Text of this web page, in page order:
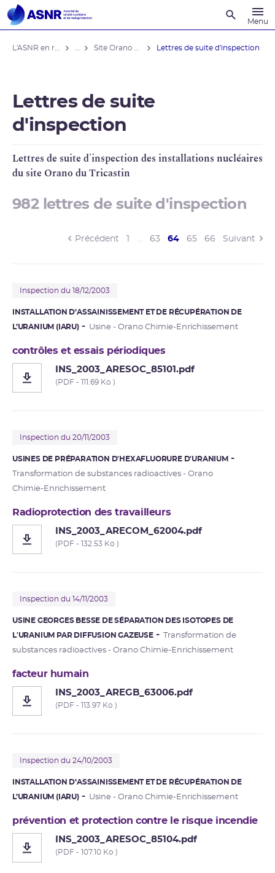
Menu
Lettres de suite d'inspection
Lettres de suite
d'inspection
Lettres de suite d'inspection des installations nucléaires
du site Orano du Tricastin
982 lettres de suite d'inspection
Précédent … 63 64(current)
65 66 Suivant
Inspection du 18/12/2003
INSTALLATION D’ASSAINISSEMENT ET DE RÉCUPÉRATION DE
L’URANIUM (IARU)
Usine - Orano Chimie-Enrichissement
contrôles et essais périodiques
INS_2003_ARESOC_85101.pdf
(PDF - 111.69 Ko )
Inspection du 20/11/2003
USINES DE PRÉPARATION D'HEXAFLUORURE D'URANIUM
Transformation de substances radioactives - Orano
Chimie-Enrichissement
Radioprotection des travailleurs
INS_2003_ARECOM_62004.pdf
(PDF - 132.53 Ko )
Inspection du 14/11/2003
USINE GEORGES BESSE DE SÉPARATION DES ISOTOPES DE
L'URANIUM PAR DIFFUSION GAZEUSE
Transformation de
substances radioactives - Orano Chimie-Enrichissement
facteur humain
INS_2003_AREGB_63006.pdf
(PDF - 113.97 Ko )
Inspection du 24/10/2003
INSTALLATION D’ASSAINISSEMENT ET DE RÉCUPÉRATION DE
L’URANIUM (IARU)
Usine - Orano Chimie-Enrichissement
prévention et protection contre le risque incendie
INS_2003_ARESOC_85104.pdf
(PDF - 107.10 Ko )